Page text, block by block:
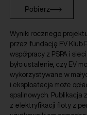
Pobierz
Wyniki rocznego
przez fundację EV Klub
współpracy z PSPA i
było ustalenie, czy EV
wykorzystywane w
i eksploatacja może
spalinowych. Publikacja
z elektryfikacji floty z